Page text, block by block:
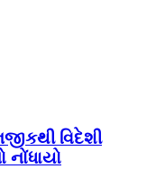
વિદેશી
નોંધાયો